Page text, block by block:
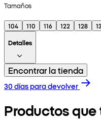
Tamaños
104 110 116 122 128
Detalles
Encontrar la tienda
30 días para devolver
Productos